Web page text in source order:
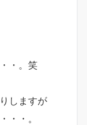
・。笑
しますが
・・。